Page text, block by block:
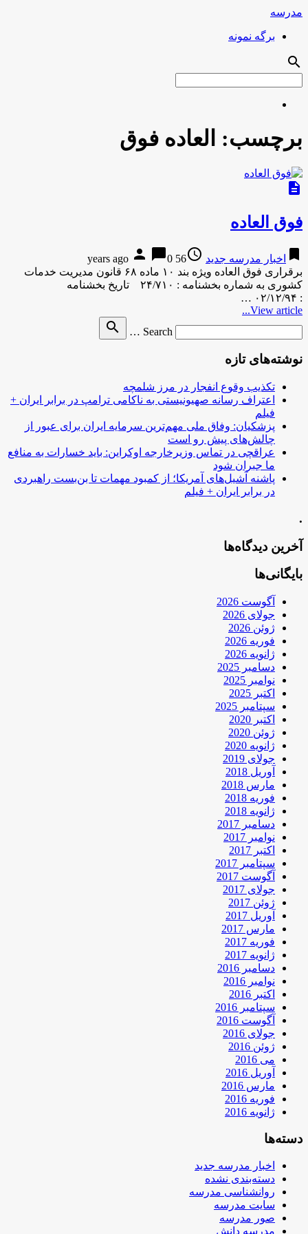
مدرسه
برگه نمونه
search
برچسب: العاده فوق
description
فوق العاده
bookmark اخبار مدرسه جدید access_time
56 years ago
person chat_bubble0
برقراری فوق العاده ویژه بند ۱۰ ماده ۶۸ قانون مدیریت خدمات
کشوری به شماره بخشنامه : ۲۴/۷۱۰ تاریخ بخشنامه
: ۰۲/۱۲/۹۴ …
View article...
Search …
search
نوشته‌های تازه
تکذیب وقوع انفجار در مرز شلمچه
اعتراف رسانه صهیونیستی به ناکامی ترامپ در برابر ایران +
فیلم
پزشکیان: وفاق ملی مهم‌ترین سرمایه ایران برای عبور از
چالش‌های پیش رو است
عراقچی در تماس وزیرخارجه اوکراین: باید خسارات به منافع
ما جبران شود
پاشنه آشیل‌های آمریکا؛ از کمبود مهمات تا بن‌بست راهبردی
در برابر ایران + فیلم
.
آخرین دیدگاه‌ها
بایگانی‌ها
آگوست 2026
جولای 2026
ژوئن 2026
فوریه 2026
ژانویه 2026
دسامبر 2025
نوامبر 2025
اکتبر 2025
سپتامبر 2025
اکتبر 2020
ژوئن 2020
ژانویه 2020
جولای 2019
آوریل 2018
مارس 2018
فوریه 2018
ژانویه 2018
دسامبر 2017
نوامبر 2017
اکتبر 2017
سپتامبر 2017
آگوست 2017
جولای 2017
ژوئن 2017
آوریل 2017
مارس 2017
فوریه 2017
ژانویه 2017
دسامبر 2016
نوامبر 2016
اکتبر 2016
سپتامبر 2016
آگوست 2016
جولای 2016
ژوئن 2016
می 2016
آوریل 2016
مارس 2016
فوریه 2016
ژانویه 2016
دسته‌ها
اخبار مدرسه جدید
دسته‌بندی نشده
روانشناسی مدرسه
سایت مدرسه
صور مدرسه
مدرسه دانش